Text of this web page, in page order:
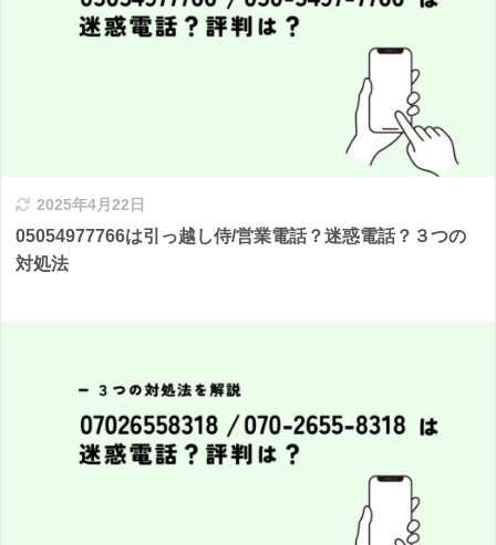
2025年4月22日
05054977766は引っ越し侍/営業電話？迷惑電話？３つの
対処法